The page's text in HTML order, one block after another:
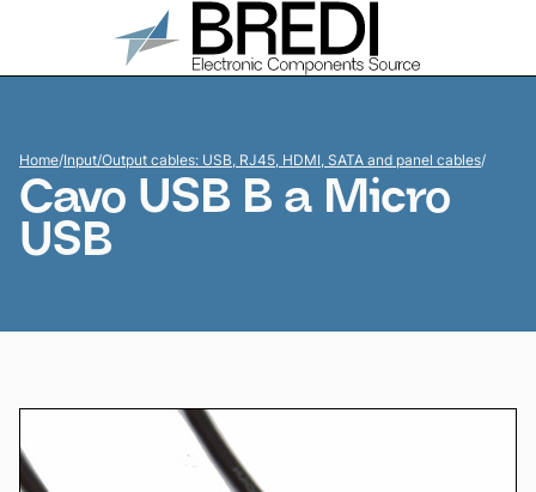
Home/Input/Output cables: USB, RJ45, HDMI, SATA and panel cables/
Cavo USB B a Micro
USB